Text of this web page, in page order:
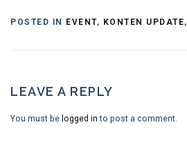
POSTED IN EVENT, KONTEN UPDATE,
LEAVE A REPLY
You must be logged in to post a comment.